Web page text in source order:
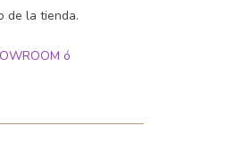
de la tienda.
ó